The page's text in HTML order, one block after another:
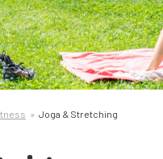
Joga & Stretching